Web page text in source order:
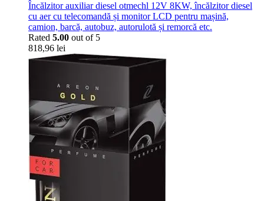
Încălzitor auxiliar diesel otmechl 12V 8KW, încălzitor diesel
cu aer cu telecomandă și monitor LCD pentru mașină,
camion, barcă, autobuz, autorulotă și remorcă etc.
Rated 5.00 out of 5
818,96 lei